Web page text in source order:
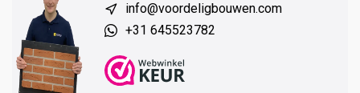
info@voordeligbouwen.com
+31 645523782